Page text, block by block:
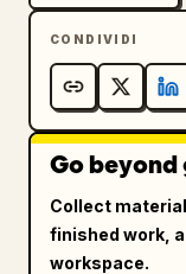
CONDIVIDI
Go
Collect
finished work,
workspace.